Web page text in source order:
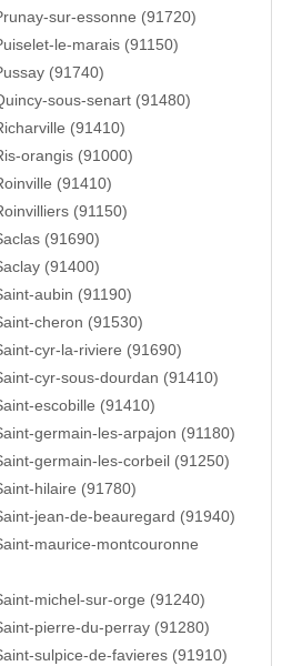
sur-essonne (91720)
le-marais (91150)
(91740)
sous-senart (91480)
(91410)
orangis (91000)
(91410)
(91150)
(91690)
(91400)
aubin (91190)
cheron (91530)
cyr-la-riviere (91690)
cyr-sous-dourdan (91410)
escobille (91410)
germain-les-arpajon (91180)
germain-les-corbeil (91250)
hilaire (91780)
jean-de-beauregard (91940)
maurice-montcouronne
michel-sur-orge (91240)
pierre-du-perray (91280)
sulpice-de-favieres (91910)